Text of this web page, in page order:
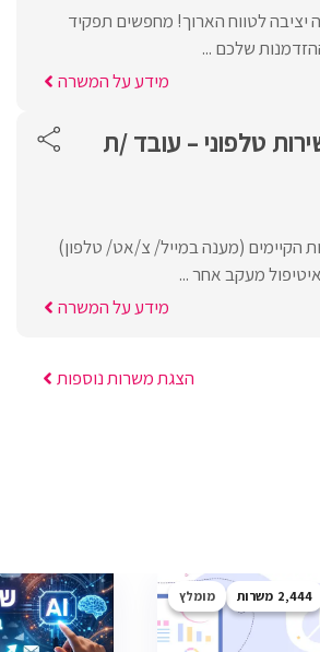
יציבה לטווח הארוך! מחפשים תפקיד
שלכם ...
מידע על המשרה
טלפוני – עובד /ת
הקיימים (מענה במייל/ צ/אט/ טלפון)
מעקב אחר ...
מידע על המשרה
הצגת משרות נוספות
2,444 מומלץ